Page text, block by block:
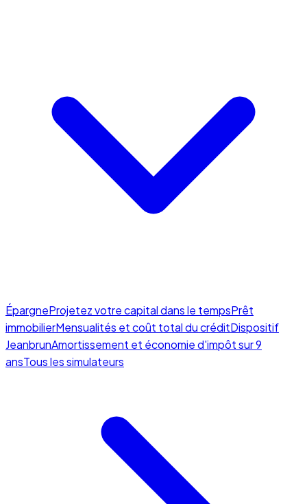
ÉpargneProjetez votre capital dans le tempsPrêt
immobilierMensualités et coût total du créditDispositif
JeanbrunAmortissement et économie d'impôt sur 9
ansTous les simulateurs